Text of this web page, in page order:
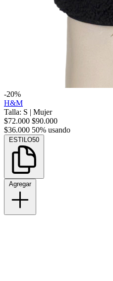
-20%
H&M
Talla: S | Mujer
$72.000 $90.000
$36.000 50% usando
ESTILO50
Agregar